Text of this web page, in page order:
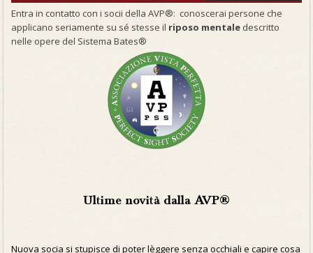
Entra in contatto con i socii della AVP®: conoscerai persone che
applicano seriamente su sé stesse il riposo mentale descritto
nelle opere del Sistema Bates®
Ultime novità dalla AVP®
Nuova socia si stupisce di poter lèggere senza occhiali e capire cosa